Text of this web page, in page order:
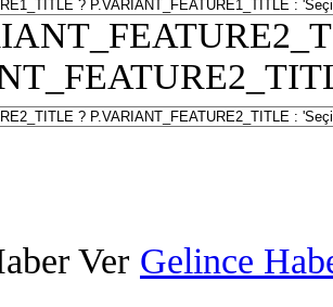
Ver Gelince